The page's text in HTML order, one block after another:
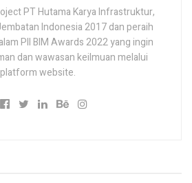
PT Hutama Karya Infrastruktur,
Indonesia 2017 dan peraih
PII BIM Awards 2022 yang ingin
dan wawasan keilmuan melalui
platform website.